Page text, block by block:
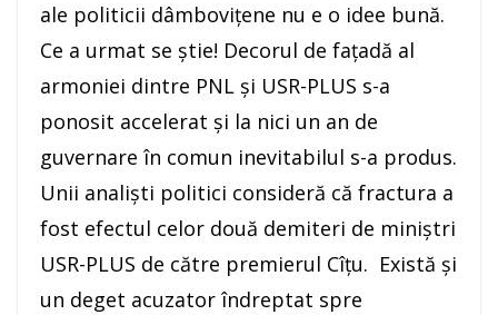
ale politicii dâmbovițene nu e o idee bună.
Ce a urmat se știe! Decorul de fațadă al
armoniei dintre PNL și USR-PLUS s-a
ponosit accelerat și la nici un an de
guvernare în comun inevitabilul s-a produs.
Unii analiști politici consideră că fractura a
fost efectul celor două demiteri de miniștri
USR-PLUS de către premierul Cîțu. Există și
un deget acuzator îndreptat spre